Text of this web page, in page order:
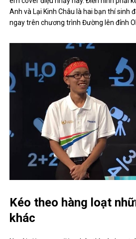
Anh và Lại Kinh Châu là hai bạn thí sinh
ngay trên chương trình Đường lên đỉnh
Kéo theo hàng loạt
khác